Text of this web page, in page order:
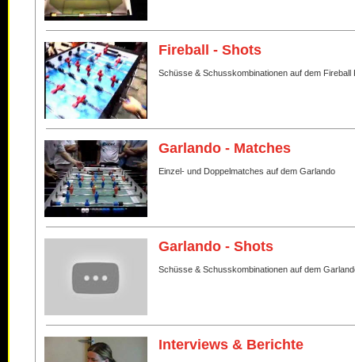
Fireball - Shots
Schüsse & Schusskombinationen auf dem Fireball
Garlando - Matches
Einzel- und Doppelmatches auf dem Garlando
Garlando - Shots
Schüsse & Schusskombinationen auf dem
Interviews & Berichte